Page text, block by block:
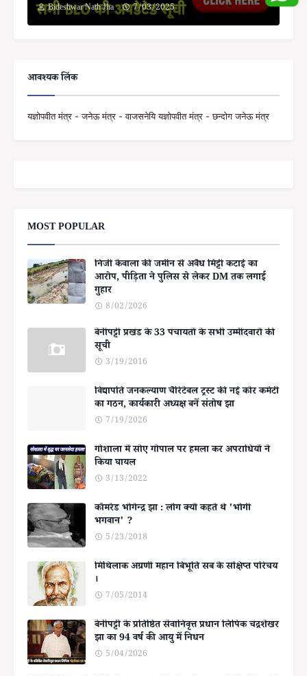
Bideshwar Nath Jha 7/03/2025
आवश्यक लिंक
यज्ञोपवीत मंत्र - जनेऊ मंत्र - वाजसनेयि यज्ञोपवीत मंत्र - छन्दोग जनेऊ मंत्र
MOST POPULAR
निजी केवाला की जमीन से अवैध मिट्टी कटाई का
आरोप, पीड़िता ने पुलिस से लेकर DM तक लगाई
गुहार
8/02/2026
बेनीपट्टी प्रखंड के 33 पंचायतों के सभी उम्मीदवारों की
सूची
3/19/2016
विद्यापति जनकल्याण चैरिटेबल ट्रस्ट की नई कोर कमेटी
का गठन, कार्यकारी अध्यक्ष बनें संतोष झा
7/19/2026
गोशाला में सोए गोपाल पर हमला कर अपराधियों ने
किया घायल
3/13/2022
कॉमरेड भोगेन्द्र झा : लोग क्यों कहते थे 'भोगी
भगवान' ?
5/23/2018
मिथिलाक अग्रणी महान बिभूति सब के संक्षिप्त परिचय
।
7/05/2014
बेनीपट्टी के प्रतिष्ठित सेवानिवृत्त प्रधान लिपिक चंद्रशेखर
झा का 94 वर्ष की आयु में निधन
5/04/2026